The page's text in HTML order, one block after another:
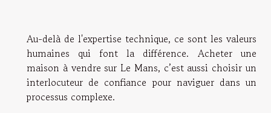
Au-delà de l'expertise technique, ce sont les valeurs
humaines qui font la différence. Acheter une
maison à vendre sur Le Mans, c’est aussi choisir un
interlocuteur de confiance pour naviguer dans un
processus complexe.